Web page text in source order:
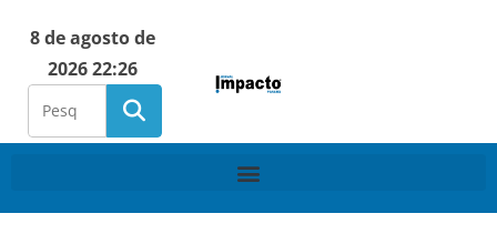
8 de agosto de
2026 22:26